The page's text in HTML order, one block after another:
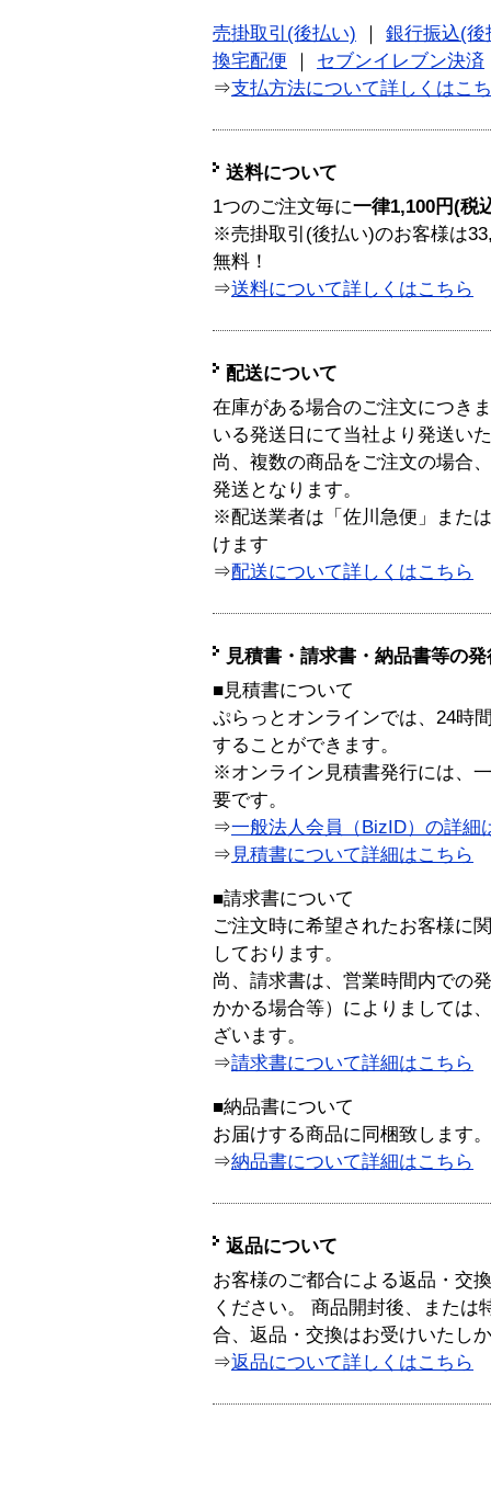
売掛取引(後払い)
銀行振込(後
換宅配便
セブンイレブン決済
⇒支払方法について詳しくはこ
送料について
1つのご注文毎に一律1,100円(税
※売掛取引(後払い)のお客様は
無料！
⇒送料について詳しくはこちら
配送について
在庫がある場合のご注文につき
いる発送日にて当社より発送い
尚、複数の商品をご注文の場合
発送となります。
※配送業者は「佐川急便」また
けます
⇒配送について詳しくはこちら
見積書・請求書・納品書等の
■見積書について
ぷらっとオンラインでは、24時
することができます。
※オンライン見積書発行には、
要です。
⇒一般法人会員（BizID）の詳細
⇒ 見積書について詳細はこちら
■請求書について
ご注文時に希望されたお客様に
しております。
尚、請求書は、営業時間内での
かかる場合等）によりましては
ざいます。
⇒請求書について詳細はこちら
■納品書について
お届けする商品に同梱致します。
⇒納品書について詳細はこちら
返品について
お客様のご都合による返品・交
ください。 商品開封後、または
合、返品・交換はお受けいたし
⇒返品について詳しくはこちら